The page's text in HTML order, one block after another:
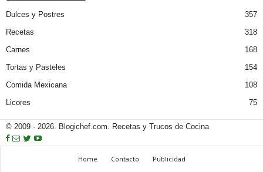
Dulces y Postres
357
Recetas
318
Carnes
168
Tortas y Pasteles
154
Comida Mexicana
108
Licores
75
© 2009 - 2026. Blogichef.com. Recetas y Trucos de Cocina
Home Contacto Publicidad